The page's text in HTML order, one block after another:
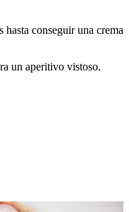
hasta conseguir una crema
un aperitivo vistoso.